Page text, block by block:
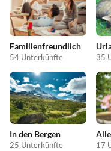
Familienfreundlich
54 Unterkünfte 35
In den Bergen
25 Unterkünfte 17